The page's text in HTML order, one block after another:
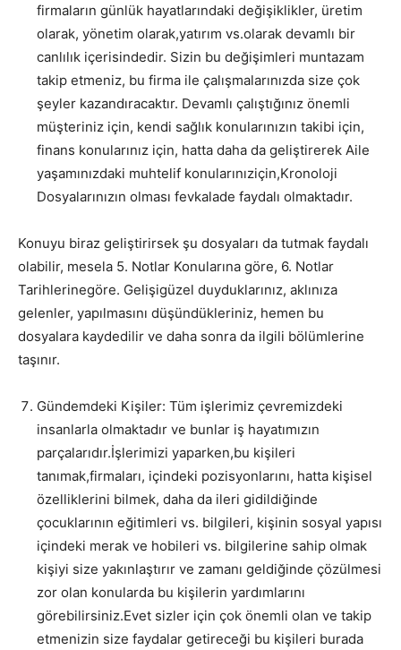
firmaların günlük hayatlarındaki değişiklikler, üretim
olarak, yönetim olarak,yatırım vs.olarak devamlı bir
canlılık içerisindedir. Sizin bu değişimleri muntazam
takip etmeniz, bu firma ile çalışmalarınızda size çok
şeyler kazandıracaktır. Devamlı çalıştığınız önemli
müşteriniz için, kendi sağlık konularınızın takibi için,
finans konularınız için, hatta daha da geliştirerek Aile
yaşamınızdaki muhtelif konularınıziçin,Kronoloji
Dosyalarınızın olması fevkalade faydalı olmaktadır.
Konuyu biraz geliştirirsek şu dosyaları da tutmak faydalı
olabilir, mesela 5. Notlar Konularına göre, 6. Notlar
Tarihlerinegöre. Gelişigüzel duyduklarınız, aklınıza
gelenler, yapılmasını düşündükleriniz, hemen bu
dosyalara kaydedilir ve daha sonra da ilgili bölümlerine
taşınır.
Gündemdeki Kişiler: Tüm işlerimiz çevremizdeki
insanlarla olmaktadır ve bunlar iş hayatımızın
parçalarıdır.İşlerimizi yaparken,bu kişileri
tanımak,firmaları, içindeki pozisyonlarını, hatta kişisel
özelliklerini bilmek, daha da ileri gidildiğinde
çocuklarının eğitimleri vs. bilgileri, kişinin sosyal yapısı
içindeki merak ve hobileri vs. bilgilerine sahip olmak
kişiyi size yakınlaştırır ve zamanı geldiğinde çözülmesi
zor olan konularda bu kişilerin yardımlarını
görebilirsiniz.Evet sizler için çok önemli olan ve takip
etmenizin size faydalar getireceği bu kişileri burada